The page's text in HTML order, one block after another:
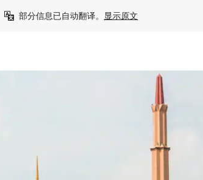
部分信息已自动翻译。 显示原文